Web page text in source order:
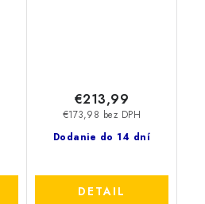
Dodanie do 14 dní
€173,98 bez DPH
€213,99
DETAIL